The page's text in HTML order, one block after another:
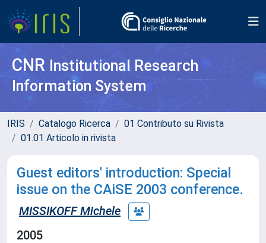
CNR Institutional Research
Information System
IRIS Catalogo Ricerca
01 Contributo su Rivista
01.01 Articolo in rivista
Guest editors' introduction: Special
issue on the CAiSE 2003 conference.
MISSIKOFF Michele
2005